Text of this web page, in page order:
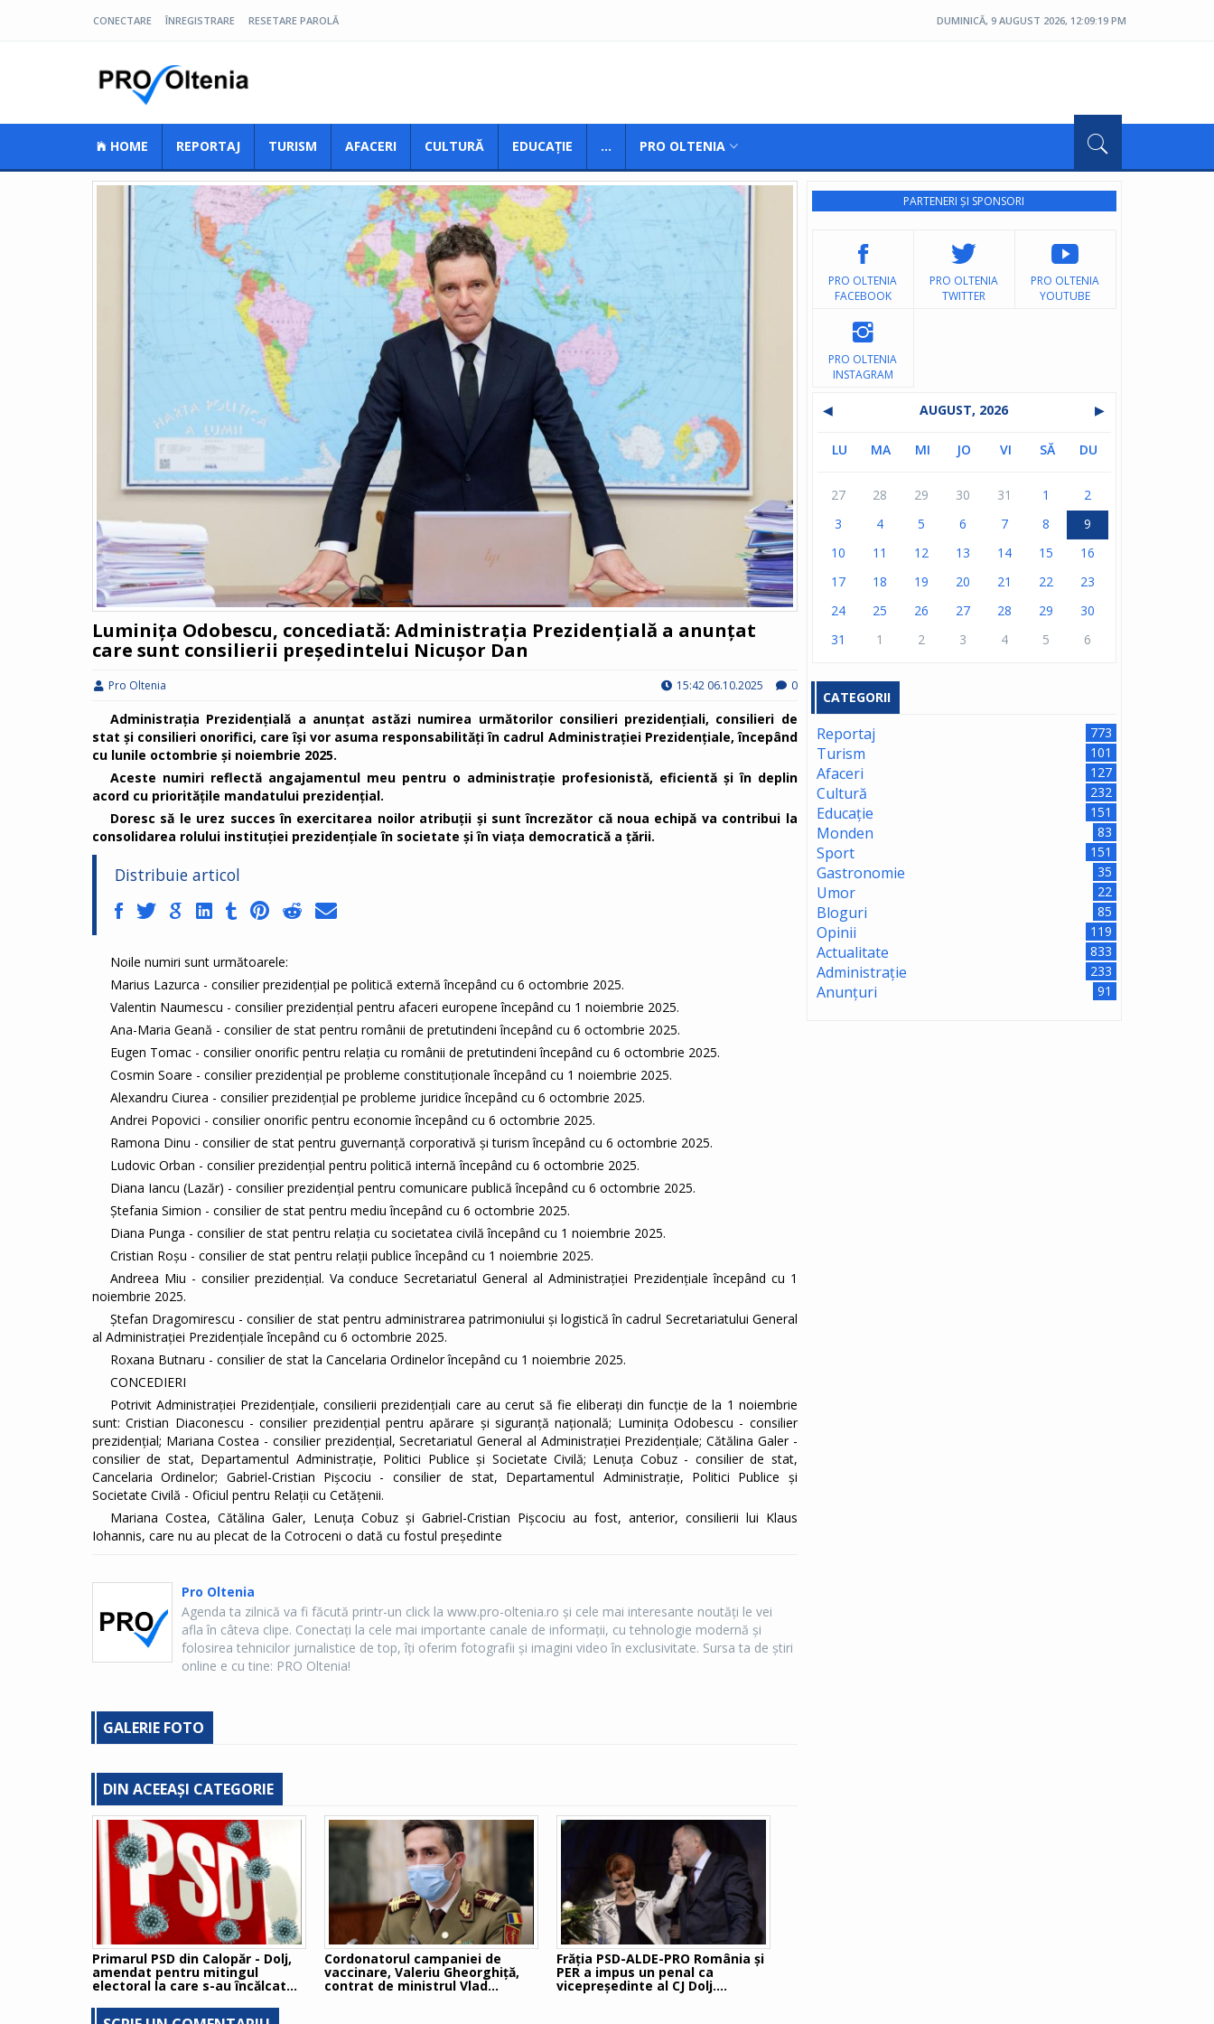
CONECTARE ÎNREGISTRARE RESETARE PAROLĂ DUMINICĂ, 9 AUGUST 2026, 12:09:21 PM
HOME REPORTAJ TURISM AFACERI CULTURĂ EDUCAȚIE ... PRO OLTENIA
Luminița Odobescu, concediată: Administrația Prezidențială a anunțat
care sunt consilierii președintelui Nicușor Dan
Pro Oltenia 15:42 06.10.2025 0
Administrația Prezidențială a anunțat astăzi numirea următorilor consilieri prezidențiali, consilieri de
stat și consilieri onorifici, care își vor asuma responsabilități în cadrul Administrației Prezidențiale, începând
cu lunile octombrie și noiembrie 2025.
Aceste numiri reflectă angajamentul meu pentru o administrație profesionistă, eficientă și în deplin
acord cu prioritățile mandatului prezidențial.
Doresc să le urez succes în exercitarea noilor atribuții și sunt încrezător că noua echipă va contribui la
consolidarea rolului instituției prezidențiale în societate și în viața democratică a țării.
Distribuie articol
Noile numiri sunt următoarele:
Marius Lazurca - consilier prezidențial pe politică externă începând cu 6 octombrie 2025.
Valentin Naumescu - consilier prezidențial pentru afaceri europene începând cu 1 noiembrie 2025.
Ana-Maria Geană - consilier de stat pentru românii de pretutindeni începând cu 6 octombrie 2025.
Eugen Tomac - consilier onorific pentru relația cu românii de pretutindeni începând cu 6 octombrie 2025.
Cosmin Soare - consilier prezidențial pe probleme constituționale începând cu 1 noiembrie 2025.
Alexandru Ciurea - consilier prezidențial pe probleme juridice începând cu 6 octombrie 2025.
Andrei Popovici - consilier onorific pentru economie începând cu 6 octombrie 2025.
Ramona Dinu - consilier de stat pentru guvernanță corporativă și turism începând cu 6 octombrie 2025.
Ludovic Orban - consilier prezidențial pentru politică internă începând cu 6 octombrie 2025.
Diana Iancu (Lazăr) - consilier prezidențial pentru comunicare publică începând cu 6 octombrie 2025.
Ștefania Simion - consilier de stat pentru mediu începând cu 6 octombrie 2025.
Diana Punga - consilier de stat pentru relația cu societatea civilă începând cu 1 noiembrie 2025.
Cristian Roșu - consilier de stat pentru relații publice începând cu 1 noiembrie 2025.
Andreea Miu - consilier prezidențial. Va conduce Secretariatul General al Administrației Prezidențiale începând cu 1
noiembrie 2025.
Ștefan Dragomirescu - consilier de stat pentru administrarea patrimoniului și logistică în cadrul Secretariatului General
al Administrației Prezidențiale începând cu 6 octombrie 2025.
Roxana Butnaru - consilier de stat la Cancelaria Ordinelor începând cu 1 noiembrie 2025.
CONCEDIERI
Potrivit Administrației Prezidențiale, consilierii prezidențiali care au cerut să fie eliberați din funcție de la 1 noiembrie
sunt: Cristian Diaconescu - consilier prezidențial pentru apărare şi siguranță națională; Luminița Odobescu - consilier
prezidențial; Mariana Costea - consilier prezidențial, Secretariatul General al Administrației Prezidențiale; Cătălina Galer -
consilier de stat, Departamentul Administrație, Politici Publice și Societate Civilă; Lenuța Cobuz - consilier de stat,
Cancelaria Ordinelor; Gabriel-Cristian Pișcociu - consilier de stat, Departamentul Administrație, Politici Publice și
Societate Civilă - Oficiul pentru Relații cu Cetățenii.
Mariana Costea, Cătălina Galer, Lenuța Cobuz și Gabriel-Cristian Pișcociu au fost, anterior, consilierii lui Klaus
Iohannis, care nu au plecat de la Cotroceni o dată cu fostul președinte
Pro Oltenia
Agenda ta zilnică va fi făcută printr-un click la www.pro-oltenia.ro şi cele mai interesante noutăţi le vei
afla în câteva clipe. Conectaţi la cele mai importante canale de informaţii, cu tehnologie modernă şi
folosirea tehnicilor jurnalistice de top, îţi oferim fotografii şi imagini video în exclusivitate. Sursa ta de ştiri
online e cu tine: PRO Oltenia!
GALERIE FOTO
DIN ACEEAȘI CATEGORIE
Primarul PSD din Calopăr - Dolj,
amendat pentru mitingul
electoral la care s-au încălcat
Cordonatorul campaniei de
vaccinare, Valeriu Gheorghiță,
contrat de ministrul Vlad
Frăția PSD-ALDE-PRO România şi
PER a impus un penal ca
vicepreședinte al CJ Dolj.
Consilierii PNL nu au participat
PARTENERI ȘI SPONSORI
PRO OLTENIA
FACEBOOK
PRO OLTENIA
TWITTER
PRO OLTENIA
YOUTUBE
PRO OLTENIA
INSTAGRAM
◀ AUGUST, 2026 ▶
LU MA MI JO VI SĂ DU
27 28 29 30 31 1
2
3
4 5 6 7 8
9
10
11 12 13 14 15
16
17
18 19 20 21 22
23
24
25 26 27 28 29
30
31
1 2 3 4 5 6
CATEGORII
Reportaj 773
Turism 101
Afaceri 127
Cultură 232
Educație 151
Monden 83
Sport 151
Gastronomie 35
Umor 22
Bloguri 85
Opinii 119
Actualitate 833
Administrație 233
Anunțuri 91